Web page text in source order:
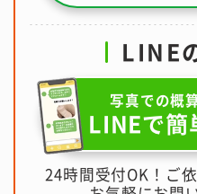
LINE
写真での概
LINEで簡
24時間受付OK！ご